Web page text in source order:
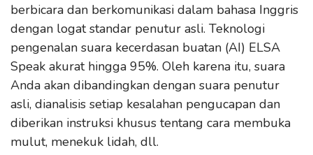
berbicara dan berkomunikasi dalam bahasa Inggris
dengan logat standar penutur asli. Teknologi
pengenalan suara kecerdasan buatan (AI) ELSA
Speak akurat hingga 95%. Oleh karena itu, suara
Anda akan dibandingkan dengan suara penutur
asli, dianalisis setiap kesalahan pengucapan dan
diberikan instruksi khusus tentang cara membuka
mulut, menekuk lidah, dll.